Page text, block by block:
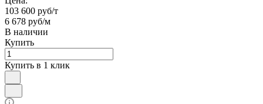
103 600 руб/т
6 678 руб/м
В наличии
Купить
Купить в 1 клик